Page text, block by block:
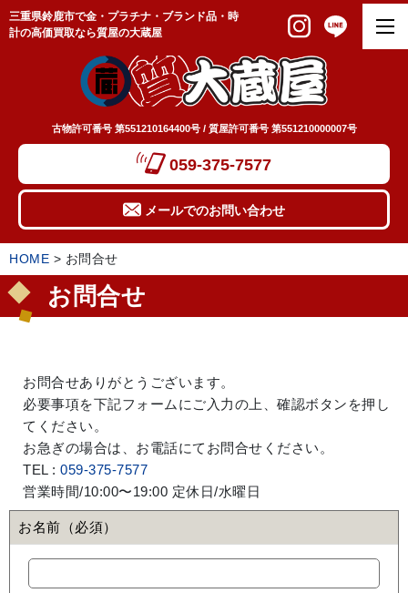
三重県鈴鹿市で金・プラチナ・ブランド品・時
計の高価買取なら質屋の大蔵屋
古物許可番号 第551210164400号 / 質屋許可番号 第551210000007号
059-375-7577
メールでのお問い合わせ
HOME > お問合せ
お問合せ
お問合せありがとうございます。
必要事項を下記フォームにご入力の上、確認ボタンを押し
てください。
お急ぎの場合は、お電話にてお問合せください。
TEL : 059-375-7577
営業時間/10:00〜19:00 定休日/水曜日
お名前（必須）